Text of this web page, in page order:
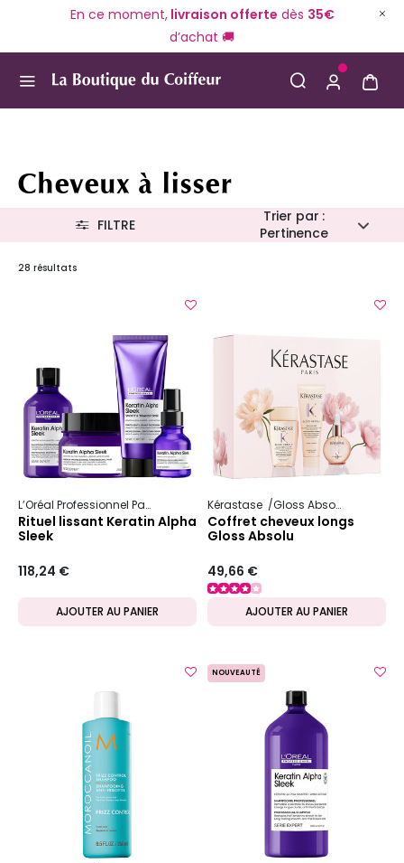
En ce moment,livraison offerte dès 35€
d’achat 🚚
Cheveux à lisser
Trier par :
Pertinence
FILTRE
28 résultats
L’Oréal Professionnel Paris Serie Expert Keratin Alpha Sleek
Rituel lissant Keratin Alpha
Sleek
118,24 €
AJOUTER AU PANIER
Kérastase Gloss Absolu
Coffret cheveux longs
Gloss Absolu
49,66 €
AJOUTER AU PANIER
NOUVEAUTÉ